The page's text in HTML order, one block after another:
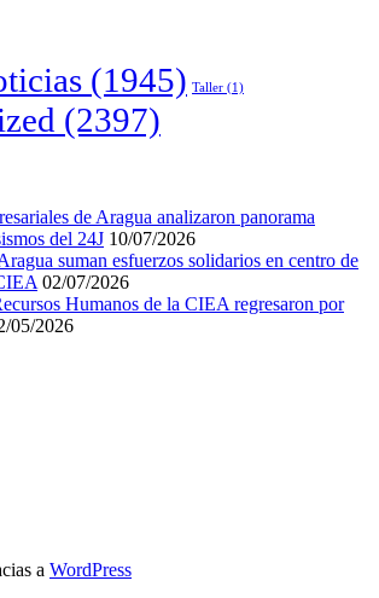
(1945) Taller (1)
(2397)
de Aragua analizaron panorama
del 24J 10/07/2026
suman esfuerzos solidarios en centro de
02/07/2026
Humanos de la CIEA regresaron por
05/2026
a WordPress